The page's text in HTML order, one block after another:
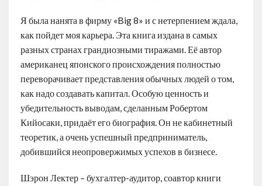
Я была нанята в фирму «Big 8» и с нетерпением ждала,
как пойдет моя карьера. Эта книга издана в самых
разных странах грандиозными тиражами. Её автор
американец японского происхождения полностью
переворачивает представления обычных людей о том,
как надо создавать капитал. Особую ценность и
убедительность выводам, сделанным Робертом
Кийосаки, придаёт его биография. Он не кабинетный
теоретик, а очень успешный предприниматель,
добившийся неопровержимых успехов в бизнесе.
Шэрон Лектер – бухгалтер-аудитор, соавтор книги